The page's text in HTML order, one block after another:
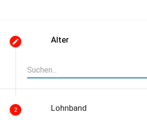
Alter
2 Lohnband